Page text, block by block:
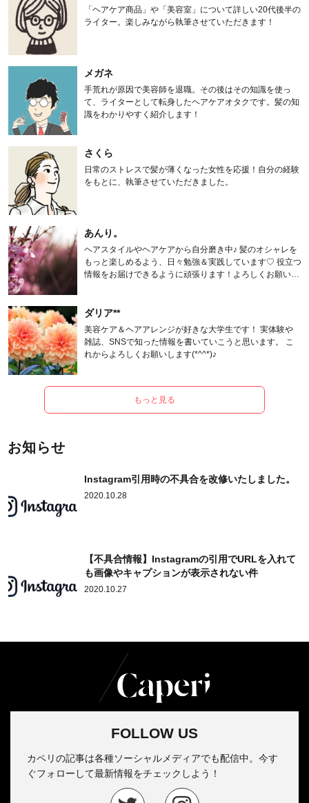
「ヘアケア商品」や「美容室」について詳しい20代後半の
ライター。楽しみながら執筆させていただきます！
メガネ
手荒れが原因で美容師を退職。その後はその知識を使っ
て、ライターとして転身したヘアケアオタクです。髪の知
識をわかりやすく紹介します！
さくら
日常のストレスで髪が薄くなった女性を応援！自分の経験
をもとに、執筆させていただきました。
あんり。
ヘアスタイルやヘアケアから自分磨き中♪ 髪のオシャレを
もっと楽しめるよう、日々勉強＆実践しています♡ 役立つ
情報をお届けできるように頑張ります！よろしくお願いし
ダリア**
美容ケア＆ヘアアレンジが好きな大学生です！ 実体験や
雑誌、SNSで知った情報を書いていこうと思います。 こ
れからよろしくお願いします(*^^*)♪
もっと見る
お知らせ
Instagram引用時の不具合を改修いたしました。
2020.10.28
【不具合情報】Instagramの引用でURLを入れて
も画像やキャプションが表示されない件
2020.10.27
FOLLOW US
カペリの記事は各種ソーシャルメディアでも配信中。今す
ぐフォローして最新情報をチェックしよう！